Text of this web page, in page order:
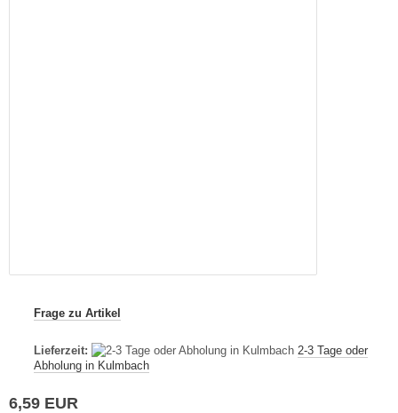
Frage zu Artikel
Lieferzeit:
2-3 Tage oder
Abholung in Kulmbach
6,59 EUR